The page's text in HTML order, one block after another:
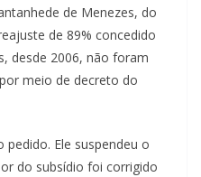
de Menezes, do
de 89% concedido
desde 2006, não foram
meio de decreto do
Ele suspendeu o
do subsídio foi corrigido